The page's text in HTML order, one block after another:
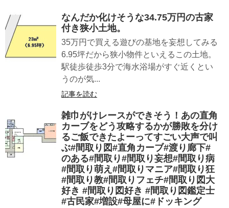
なんだか化けそうな34.75万円の古家
付き狭小土地。
35万円で買える遊びの基地を妄想してみる
6.95坪だから狭小物件といえるこの土地。
駅徒歩徒歩3分で海水浴場がすぐ近くとい
うのが気...
記事を読む
雑巾がけレースができそう！あの直角
カーブをどう攻略するかが勝敗を分け
るご飯できたよーってすごい大声で叫
ぶ#間取り図#直角カーブ#渡り廊下#
のある#間取り#間取り妄想#間取り病
#間取り萌え#間取りマニア#間取り狂
#間取り教#間取りフェチ#間取り図大
好き #間取り図好き #間取り図鑑定士
#古民家#増設#母屋に#ドッキング